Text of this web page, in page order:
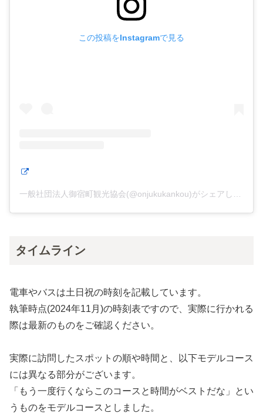
この投稿をInstagramで見る
一般社団法人御宿町観光協会(@onjukukankou)がシェアした投稿
タイムライン
電車やバスは土日祝の時刻を記載しています。
執筆時点(2024年11月)の時刻表ですので、実際に行かれる
際は最新のものをご確認ください。
実際に訪問したスポットの順や時間と、以下モデルコース
には異なる部分がございます。
「もう一度行くならこのコースと時間がベストだな」とい
うものをモデルコースとしました。